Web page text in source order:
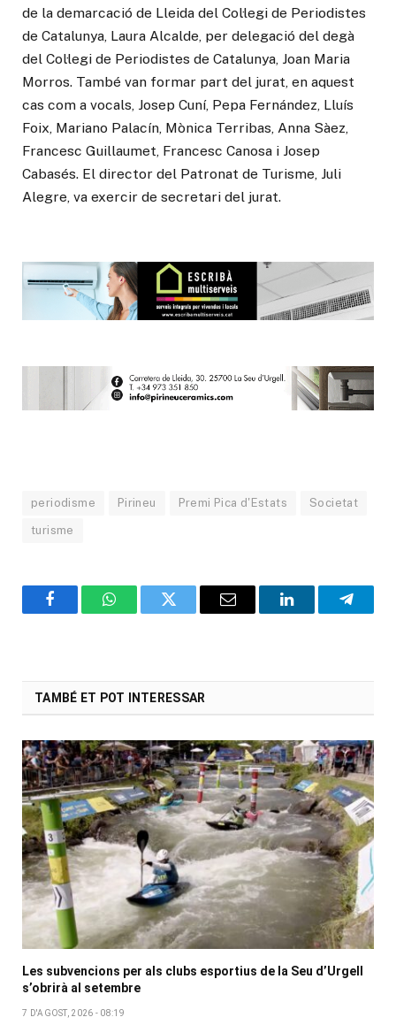
de la demarcació de Lleida del Col·legi de Periodistes
de Catalunya, Laura Alcalde, per delegació del degà
del Col·legi de Periodistes de Catalunya, Joan Maria
Morros. També van formar part del jurat, en aquest
cas com a vocals, Josep Cuní, Pepa Fernández, Lluís
Foix, Mariano Palacín, Mònica Terribas, Anna Sàez,
Francesc Guillaumet, Francesc Canosa i Josep
Cabasés. El director del Patronat de Turisme, Juli
Alegre, va exercir de secretari del jurat.
periodisme Pirineu Premi Pica d'Estats Societat
turisme
FacebookWhatsAppTwitter Email LinkedIn
TAMBÉ ET POT INTERESSAR
Les subvencions per als clubs esportius de la Seu d’Urgell
s’obrirà al setembre
7 D'AGOST, 2026 - 08:19